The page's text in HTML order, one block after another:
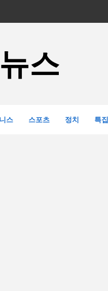
스
스 스포츠 정치 특집